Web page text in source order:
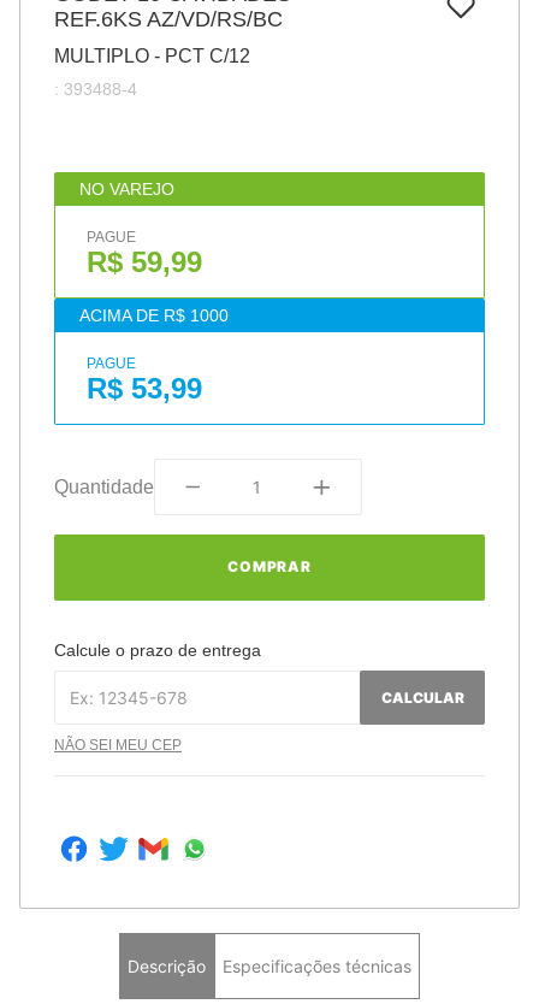
REF.6KS AZ/VD/RS/BC
MULTIPLO - PCT C/12
: 393488-4
NO VAREJO
PAGUE
R$ 59,99
ACIMA DE R$ 1000
PAGUE
R$ 53,99
Quantidade
COMPRAR
Calcule o prazo de entrega
CALCULAR
NÃO SEI MEU CEP
Descrição Especificações técnicas
pincel
cola
barbante